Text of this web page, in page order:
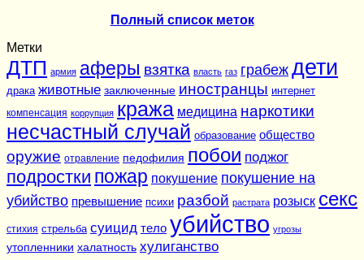
Полный список меток
Метки
ДТП армия аферы взятка власть газ грабеж дети
драка животные заключенные иностранцы интернет
компенсация коррупция кража медицина наркотики
несчастный случай образование общество
оружие отравление педофилия побои поджог
подростки пожар покушение покушение на
убийство превышение психи разбой растрата розыск секс
стихия стрельба суицид тело убийство угрозы
утопленники халатность хулиганство